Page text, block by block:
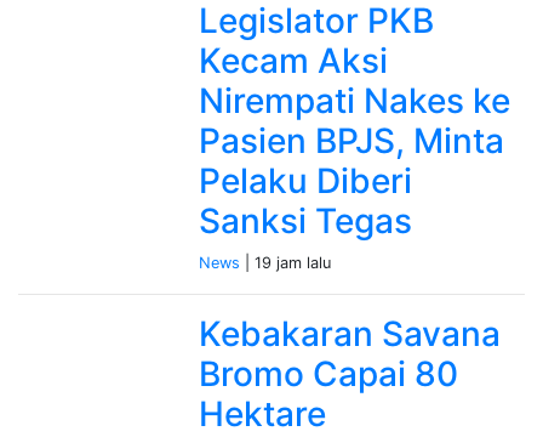
Legislator PKB
Kecam Aksi
Nirempati Nakes ke
Pasien BPJS, Minta
Pelaku Diberi
Sanksi Tegas
News | 19 jam lalu
Kebakaran Savana
Bromo Capai 80
Hektare